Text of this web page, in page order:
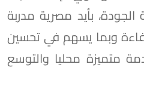
بأيد مصرية مدربة
وبما يسهم في تحسين
متميزة محليا والتوسع